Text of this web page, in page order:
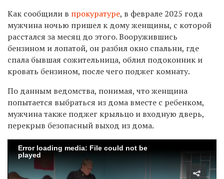
Как сообщили в прокуратуре, в феврале 2025 года
мужчина ночью пришел к дому женщины, с которой
расстался за месяц до этого. Вооружившись
бензином и лопатой, он разбил окно спальни, где
спала бывшая сожительница, облил подоконник и
кровать бензином, после чего поджег комнату.
По данным ведомства, понимая, что женщина
попытается выбраться из дома вместе с ребенком,
мужчина также поджег крыльцо и входную дверь,
перекрыв безопасный выход из дома.
Error loading media: File could not be
played